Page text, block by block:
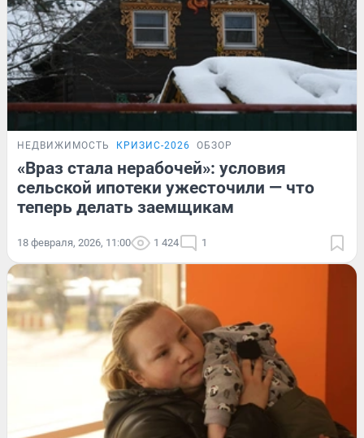
НЕДВИЖИМОСТЬ КРИЗИС-2026 ОБЗОР
«Враз стала нерабочей»: условия
сельской ипотеки ужесточили — что
теперь делать заемщикам
18 февраля, 2026, 11:00 1 424 1